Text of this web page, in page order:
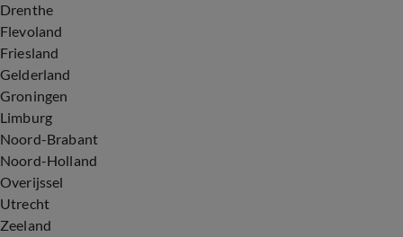
Drenthe
Flevoland
Friesland
Gelderland
Groningen
Limburg
Noord-Brabant
Noord-Holland
Overijssel
Utrecht
Zeeland